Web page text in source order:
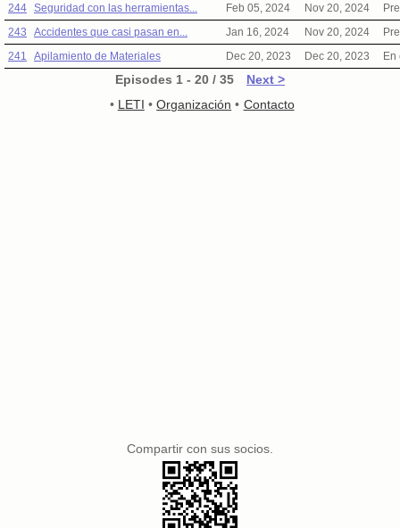
244 Seguridad con las herramientas... Feb 05, 2024 Nov 20, 2024
243
Accidentes que casi pasan en... Jan 16, 2024 Nov 20, 2024
241
Apilamiento de Materiales Dec 20, 2023 Dec 20, 2023 En
Episodes 1 - 20 / 35
Next >
• LETI • Organización • Contacto
Compartir con sus socios.